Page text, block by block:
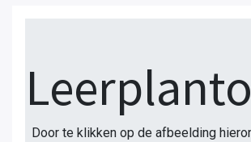
Door te klikken op de afbeelding